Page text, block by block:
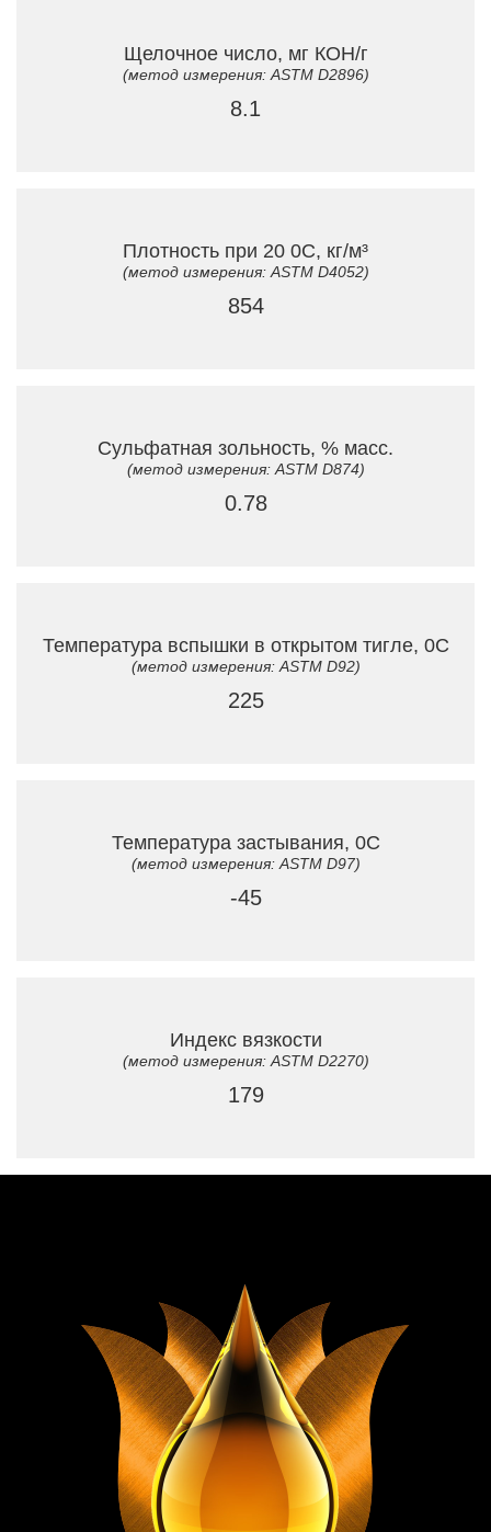
Щелочное число, мг КОН/г
(метод измерения: ASTM D2896)
8.1
Плотность при 20 0C, кг/м³
(метод измерения: ASTM D4052)
854
Сульфатная зольность, % масс.
(метод измерения: ASTM D874)
0.78
Температура вспышки в открытом тигле, 0C
(метод измерения: ASTM D92)
225
Температура застывания, 0C
(метод измерения: ASTM D97)
-45
Индекс вязкости
(метод измерения: ASTM D2270)
179